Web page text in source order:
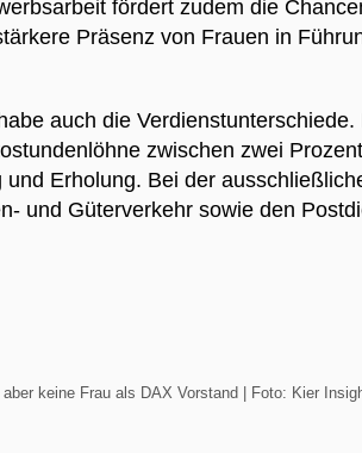
fördert zudem die
Präsenz von Frauen in
auch die
zwischen zwei
Erholung. Bei der
und Güterverkehr sowie den
keine Frau als DAX Vorstand | Foto: Kier